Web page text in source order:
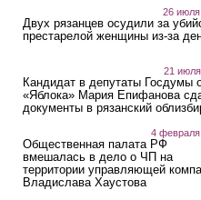
26
Двух рязанцев осудили за
престарелой женщины из-за
21
Кандидат в депутаты Госдумы
«Яблока» Мария Епифанова
документы в рязанский
4 февраля
Общественная палата РФ
вмешалась в дело о ЧП на
территории управляющей
Владислава Хаустова